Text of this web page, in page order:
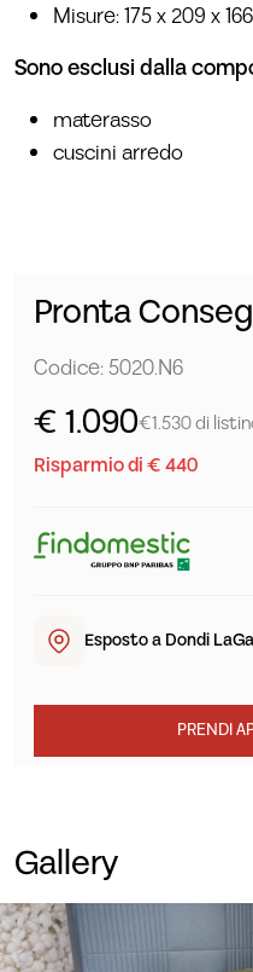
Misure: 175 x 209 x
Sono esclusi dalla
materasso
cuscini arredo
Pronta
Codice: 5020.N6
€ 1.090€1.530 di
Risparmio di € 440
Esposto a Dondi
PRENDI
Gallery